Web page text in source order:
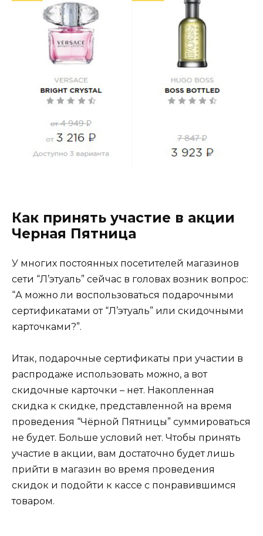
Как принять участие в акции
Черная Пятница
У многих постоянных посетителей магазинов
сети “Л’этуаль” сейчас в головах возник вопрос:
“А можно ли воспользоваться подарочными
сертификатами от “Л’этуаль” или скидочными
карточками?”.
Итак, подарочные сертификаты при участии в
распродаже использовать можно, а вот
скидочные карточки – нет. Накопленная
скидка к скидке, представленной на время
проведения “Чёрной Пятницы” суммироваться
не будет. Больше условий нет. Чтобы принять
участие в акции, вам достаточно будет лишь
прийти в магазин во время проведения
скидок и подойти к кассе с понравившимся
товаром.